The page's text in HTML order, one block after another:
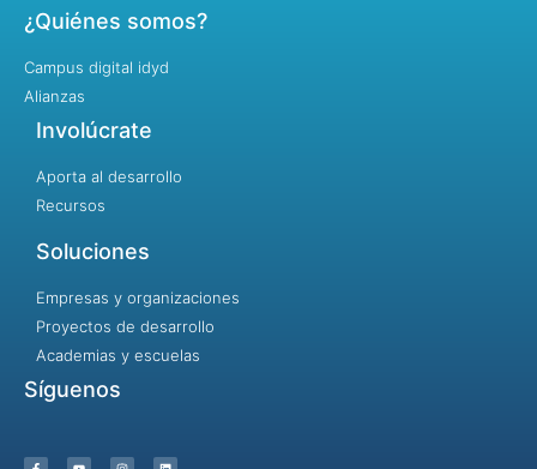
¿Quiénes somos?
Campus digital idyd
Alianzas
Involúcrate
Aporta al desarrollo
Recursos
Soluciones
Empresas y organizaciones
Proyectos de desarrollo
Academias y escuelas
Síguenos